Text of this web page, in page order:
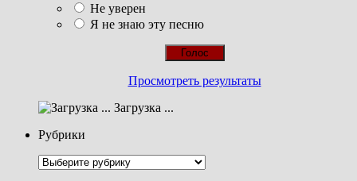
Не уверен
Я не знаю эту песню
Просмотреть результаты
Загрузка ...
Рубрики
Рубрики